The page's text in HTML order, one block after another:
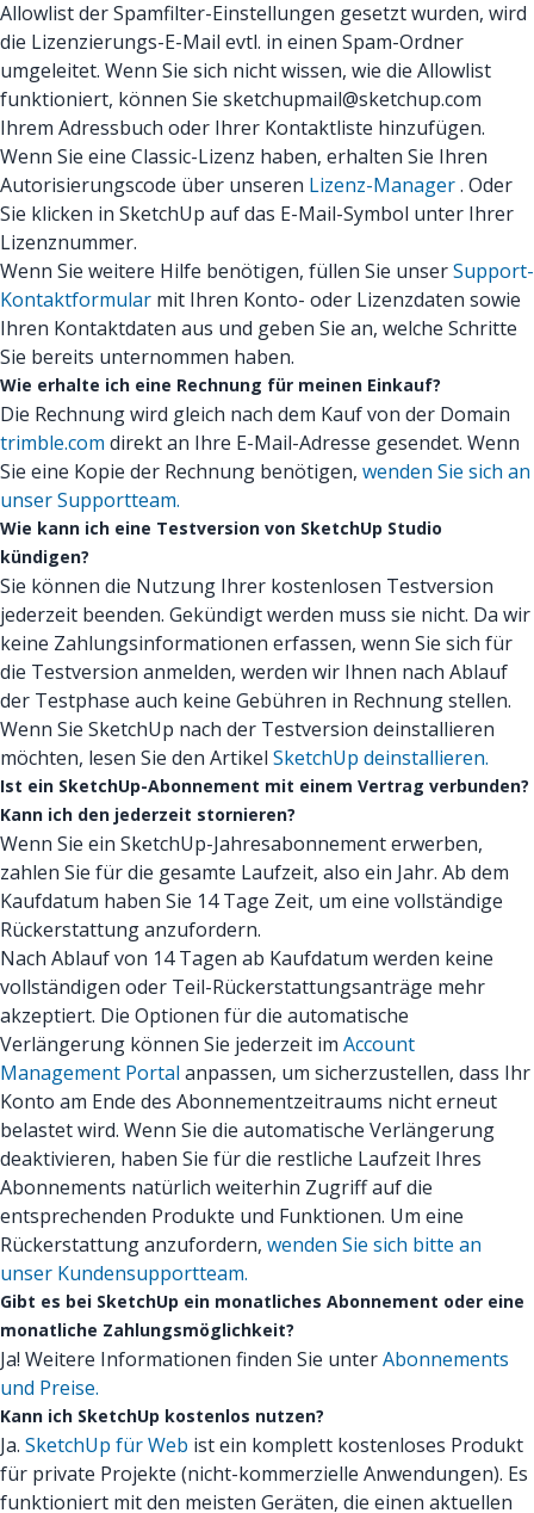
Allowlist der Spamfilter-Einstellungen gesetzt wurden, wird
die Lizenzierungs-E-Mail evtl. in einen Spam-Ordner
umgeleitet. Wenn Sie sich nicht wissen, wie die Allowlist
funktioniert, können Sie sketchupmail@sketchup.com
Ihrem Adressbuch oder Ihrer Kontaktliste hinzufügen.
Wenn Sie eine Classic-Lizenz haben, erhalten Sie Ihren
Autorisierungscode über unseren Lizenz-Manager. Oder
Sie klicken in SketchUp auf das E-Mail-Symbol unter Ihrer
Lizenznummer.
Wenn Sie weitere Hilfe benötigen, füllen Sie unserSupport-
Kontaktformular mit Ihren Konto- oder Lizenzdaten sowie
Ihren Kontaktdaten aus und geben Sie an, welche Schritte
Sie bereits unternommen haben.
Wie erhalte ich eine Rechnung für meinen Einkauf?
Die Rechnung wird gleich nach dem Kauf von der Domain
trimble.com direkt an Ihre E-Mail-Adresse gesendet. Wenn
Sie eine Kopie der Rechnung benötigen, wenden Sie sich an
unser Supportteam.
Wie kann ich eine Testversion von SketchUp Studio
kündigen?
Sie können die Nutzung Ihrer kostenlosen Testversion
jederzeit beenden. Gekündigt werden muss sie nicht. Da wir
keine Zahlungsinformationen erfassen, wenn Sie sich für
die Testversion anmelden, werden wir Ihnen nach Ablauf
der Testphase auch keine Gebühren in Rechnung stellen.
Wenn Sie SketchUp nach der Testversion deinstallieren
möchten, lesen Sie den Artikel SketchUp deinstallieren.
Ist ein SketchUp-Abonnement mit einem Vertrag verbunden?
Kann ich den jederzeit stornieren?
Wenn Sie ein SketchUp-Jahresabonnement erwerben,
zahlen Sie für die gesamte Laufzeit, also ein Jahr. Ab dem
Kaufdatum haben Sie 14 Tage Zeit, um eine vollständige
Rückerstattung anzufordern.
Nach Ablauf von 14 Tagen ab Kaufdatum werden keine
vollständigen oder Teil-Rückerstattungsanträge mehr
akzeptiert. Die Optionen für die automatische
Verlängerung können Sie jederzeit im Account
Management Portal anpassen, um sicherzustellen, dass Ihr
Konto am Ende des Abonnementzeitraums nicht erneut
belastet wird. Wenn Sie die automatische Verlängerung
deaktivieren, haben Sie für die restliche Laufzeit Ihres
Abonnements natürlich weiterhin Zugriff auf die
entsprechenden Produkte und Funktionen. Um eine
Rückerstattung anzufordern, wenden Sie sich bitte an
unser Kundensupportteam.
Gibt es bei SketchUp ein monatliches Abonnement oder eine
monatliche Zahlungsmöglichkeit?
Ja! Weitere Informationen finden Sie unterAbonnements
und Preise.
Kann ich SketchUp kostenlos nutzen?
Ja. SketchUp für Web ist ein komplett kostenloses Produkt
für private Projekte (nicht-kommerzielle Anwendungen). Es
funktioniert mit den meisten Geräten, die einen aktuellen